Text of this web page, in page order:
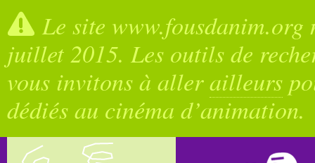
Le site
juillet 2015. Les outils de
vous invitons à allerailleurs
dédiés au cinéma d’animation.